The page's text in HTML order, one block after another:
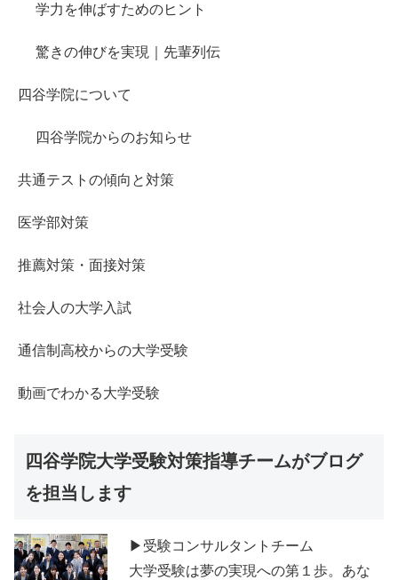
学力を伸ばすためのヒント
驚きの伸びを実現｜先輩列伝
四谷学院について
四谷学院からのお知らせ
共通テストの傾向と対策
医学部対策
推薦対策・面接対策
社会人の大学入試
通信制高校からの大学受験
動画でわかる大学受験
四谷学院大学受験対策指導チームがブログ
を担当します
▶受験コンサルタントチーム
大学受験は夢の実現への第１歩。あな